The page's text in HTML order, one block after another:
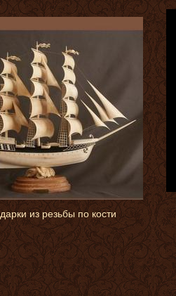
из резьбы по кости